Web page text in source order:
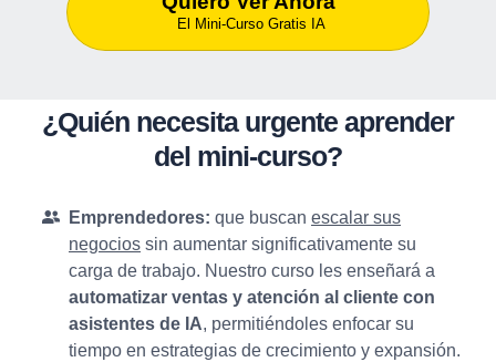
El Mini-Curso Gratis IA
¿Quién necesita urgente aprender
del mini-curso?
Emprendedores: que buscan escalar sus
negocios sin aumentar significativamente su
carga de trabajo. Nuestro curso les enseñará a
automatizar ventas y atención al cliente con
asistentes de IA, permitiéndoles enfocar su
tiempo en estrategias de crecimiento y expansión.